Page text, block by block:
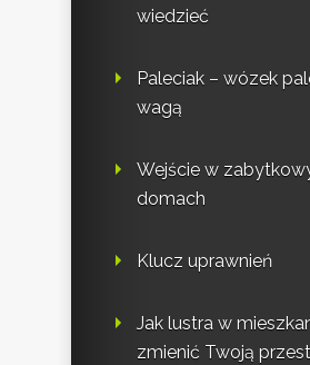
wiedzieć
Paleciak – wózek
wagą
Wejście w
domach
Klucz uprawnień
Jak lustra w
zmienić Twoją